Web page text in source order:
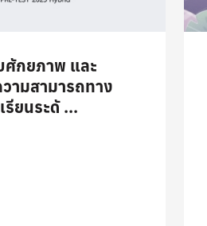
ศักยภาพ และ
ามสามารถทาง
รียนระดั ...